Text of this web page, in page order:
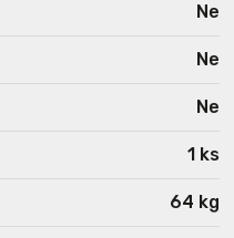
Ne
Ne
Ne
1 ks
64 kg